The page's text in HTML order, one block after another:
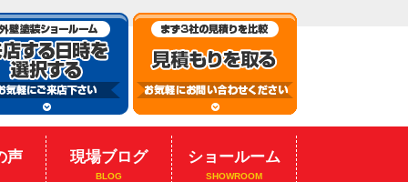
声 現場ブログ
BLOG
ショールーム
SHOWROOM